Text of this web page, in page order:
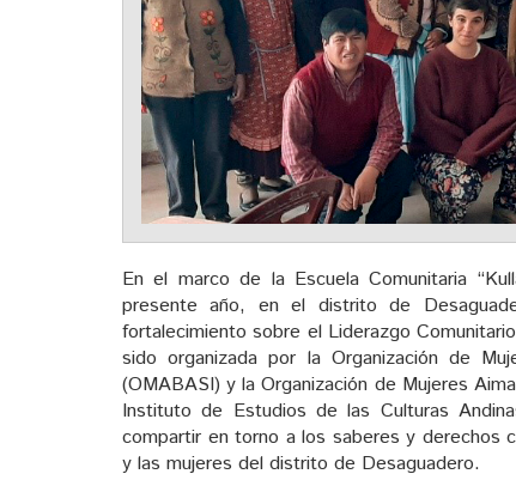
En el marco de la Escuela Comunitaria
presente año, en el distrito de
fortalecimiento sobre el Liderazgo
sido organizada por la Organización de
(OMABASI) y la Organización de Mujeres
Instituto de Estudios de las Culturas
compartir en torno a los saberes y derechos
y las mujeres del distrito de Desaguadero.